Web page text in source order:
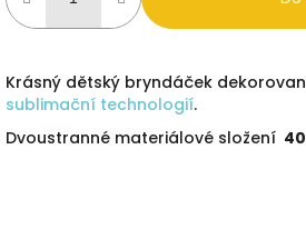
Krásný dětský bryndáček
sublimační technologií.
Dvoustranné materiálové složení